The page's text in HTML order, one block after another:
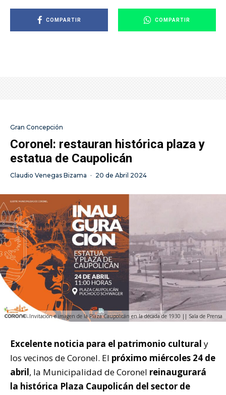
COMPARTIR COMPARTIR
Gran Concepción
Coronel: restauran histórica plaza y
estatua de Caupolicán
Claudio Venegas Bizama · 20 de Abril 2024
Invitación e imagen de la Plaza Caupolicán en la década de 1930 || Sala de Prensa
Excelente noticia para el patrimonio cultural y
los vecinos de Coronel. El próximo miércoles 24 de
abril, la Municipalidad de Coronel reinaugurará
la histórica Plaza Caupolicán del sector de